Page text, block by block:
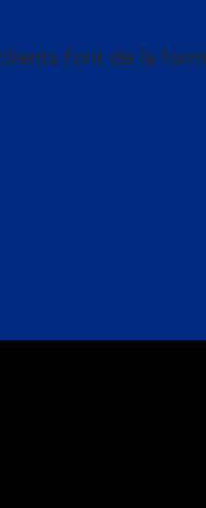
font de la